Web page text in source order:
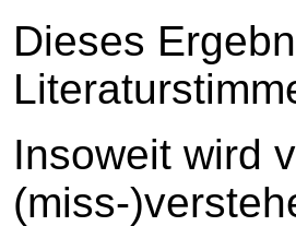
Dieses
Insoweit wird
(miss-